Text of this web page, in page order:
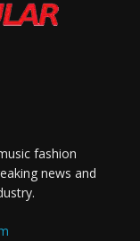
fashion
news and